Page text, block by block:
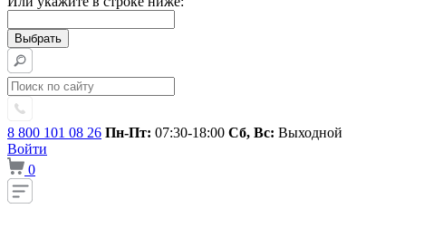
8 800 101 08 26 Пн-Пт: 07:30-18:00 Сб, Вс: Выходной
Войти
0